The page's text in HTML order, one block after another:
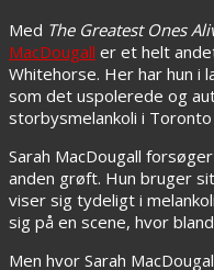
Med The Greatest Ones
MacDougall er et helt
Whitehorse. Her har hun i
som det uspolerede og
storbysmelankoli i
Sarah MacDougall
anden grøft. Hun bruger
viser sig tydeligt i
sig på en scene, hvor
Men hvor Sarah